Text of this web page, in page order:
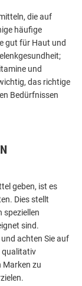
die auf
häufige
gut für Haut und
und
das richtige
Bedürfnissen
geben, ist es
Dies stellt
speziellen
sind.
achten Sie auf
qualitativ
Marken zu